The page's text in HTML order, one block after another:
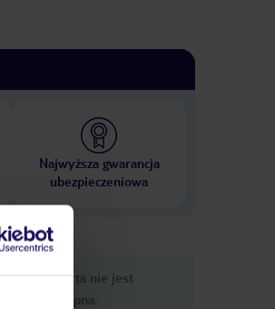
Najwyższa gwarancja
ubezpieczeniowa
Ups, ta oferta nie jest
dostępna.